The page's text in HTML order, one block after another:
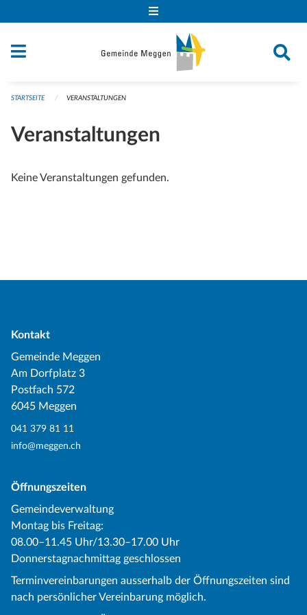
STARTSEITE VERANSTALTUNGEN
Veranstaltungen
Keine Veranstaltungen gefunden.
Kontakt
Gemeinde Meggen
Am Dorfplatz 3
Postfach 572
6045 Meggen
041 379 81 11
info@meggen.ch
Öffnungszeiten
Gemeindeverwaltung
Montag bis Freitag:
08.00–11.45 Uhr/13.30–17.00 Uhr
Donnerstagnachmittag geschlossen
Terminvereinbarungen ausserhalb der Öffnungszeiten sind
nach persönlicher Vereinbarung möglich.